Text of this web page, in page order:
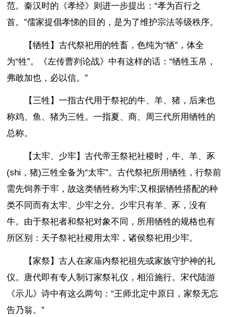
范。秦汉时的《孝经》则进一步提出：“孝为百行之
首。”儒家提倡孝悌的目的，是为了维护宗法等级秩序。
【牺牲】古代祭祀用的牲畜，色纯为“牺”，体全
为“牲”。《左传曹刿论战》中有这样的话：“牺牲玉帛，
弗敢加也，必以信。”
【三牲】一指古代用于祭祀的牛、羊、猪，后来也
称鸡、鱼、猪为三牲。一指夏、商、周三代所用牺牲的
总称。
【太牢、少牢】古代帝王祭祀社稷时，牛、羊、豕
(shi，猪)三牲全备为“太牢”。古代祭祀所用牺牲，行祭前
需先饲养于牢，故这类牺牲称为牢;又根据牺牲搭配的种
类不同而有太牢、少牢之分。少牢只有羊、豕，没有
牛。由于祭祀者和祭祀对象不同，所用牺牲的规格也有
所区别：天子祭祀社稷用太牢，诸侯祭祀用少牢。
【家祭】古人在家庙内祭祀祖先或家族守护神的礼
仪。唐代即有专人制订家祭礼仪，相沿施行。宋代陆游
《示儿》诗中有这么两句：“王师北定中原日，家祭无忘
告乃翁。”